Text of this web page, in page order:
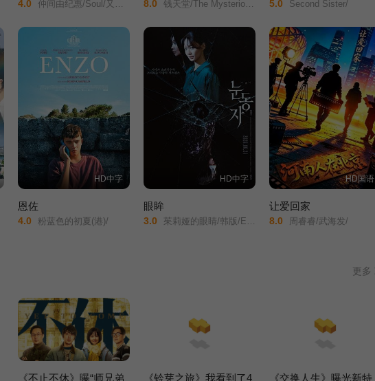
4.0 仲间由纪惠/Soul/又吉伶音/伊波れいり/松田流花/津波竜斗/内田树/盧礼欧/玉城敦子/城间やよい/津嘉山正种/寺辻健一郎/ 8.0 钱天堂/The Mysterious Candy Store/Strange Snack Shop Jeoncheondang/ 5.0 Second Sister/
HD中字
恩佐
4.0 粉蓝色的初夏(港)/
HD中字
眼眸
3.0 茱莉娅的眼睛/韩版/Eyes/
HD国语
让爱回家
8.0 周睿睿/武海发/
更多
《不止不休》曝“师兄弟 《铃芽之旅》我看到了4 《交换人生》曝光新特